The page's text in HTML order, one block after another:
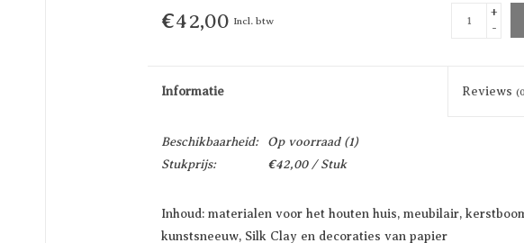
€42,00 Incl. btw
+
-
Informatie Reviews
Beschikbaarheid: Op voorraad(1)
Stukprijs:
€42,00 / Stuk
Inhoud: materialen voor het houten huis, meubilair,
kunstsneeuw, Silk Clay en decoraties van papier